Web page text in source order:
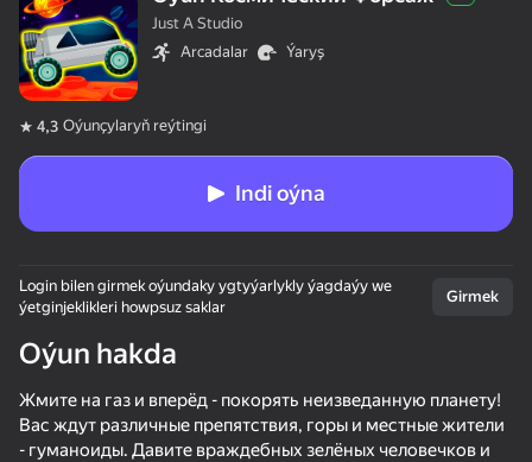
Bu oýun diňe peýza
ugry goldaýar
Just A Studio
Arcadalar
Ýaryş
4,3 Oýunçylaryň reýtingi
Indi oýna
Login bilen girmek oýundaky ygtyýarlykly ýagdaýy we
ýetginjeklikleri howpsuz saklar
Girmek
Oýun hakda
Жмите на газ и вперёд - покорять неизведанную планету!
Вас ждут различные препятствия, горы и местные жители
- гуманоиды. Давите враждебных зелёных человечков и